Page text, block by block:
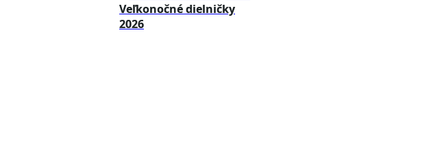
Veľkonočné dielničky
2026